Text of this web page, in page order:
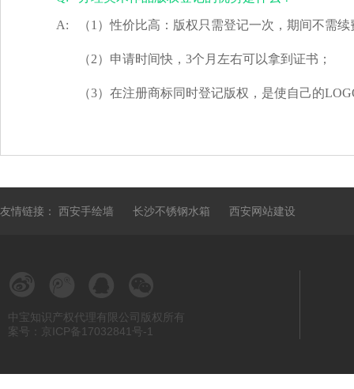
A: （1）性价比高：版权只需登记一次，期间不需
（2）申请时间快，3个月左右可以拿到证书；
（3）在注册商标同时登记版权，是使自己的
友情链接： 西安手绘墙 长沙不锈钢水箱 西安网站建设
中宝知识产权代理有限公司版权所有
案号：京ICP备17032841号-1